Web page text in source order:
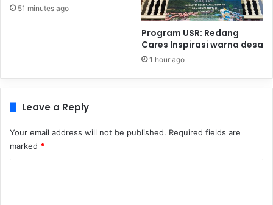
51 minutes ago
Program USR: Redang
Cares Inspirasi warna desa
1 hour ago
Leave a Reply
Your email address will not be published. Required fields are
marked *